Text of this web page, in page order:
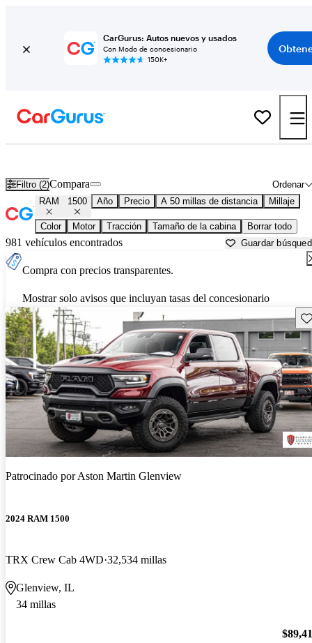
CarGurus: Autos nuevos y usados
Con Modo de concesionario
150K+
Filtro (2) Ordenar
Compara
RAM 1500 Año Precio A 50 millas de distancia Millaje
Color Motor Tracción Tamaño de la cabina Borrar todo
981 vehículos encontrados Guardar
Compra con precios transparentes.
Mostrar solo avisos que incluyan tasas del concesionario
Patrocinado porAston Martin Glenview
2024 RAM 1500
TRX Crew Cab 4WD 32,534 millas
Glenview, IL
34 millas